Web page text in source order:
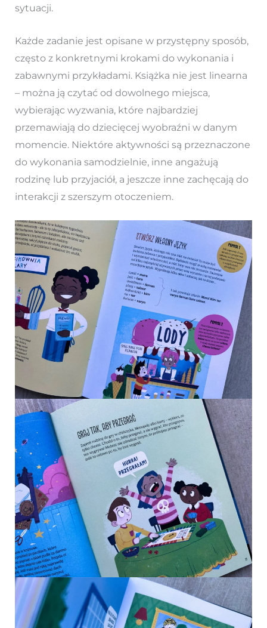
sytuacji.
Każde zadanie jest opisane w przystępny sposób,
często z konkretnymi krokami do wykonania i
zabawnymi przykładami. Książka nie jest linearna
– można ją czytać od dowolnego miejsca,
wybierając wyzwania, które najbardziej
przemawiają do dziecięcej wyobraźni w danym
momencie. Niektóre aktywności są przeznaczone
do wykonania samodzielnie, inne angażują
rodzinę lub przyjaciół, a jeszcze inne zachęcają do
interakcji z szerszym otoczeniem.